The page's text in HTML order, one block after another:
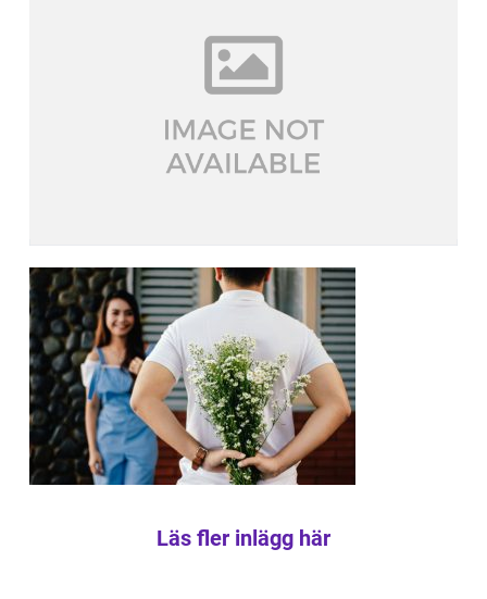
Läs fler inlägg här